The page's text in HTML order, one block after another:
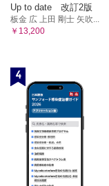
Up to date 改訂2版
板金 広 上田 剛士 矢吹...
￥13,200
4